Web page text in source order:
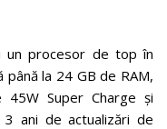
un procesor de top în
la 24 GB de RAM,
Super Charge și
ani de actualizări de